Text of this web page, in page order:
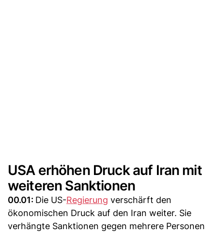
USA erhöhen Druck auf Iran mit
weiteren Sanktionen
00.01: Die US-Regierung verschärft den
ökonomischen Druck auf den Iran weiter. Sie
verhängte Sanktionen gegen mehrere Personen